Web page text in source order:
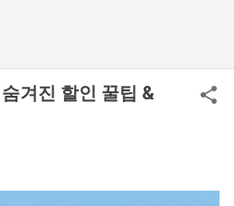
겨진 할인 꿀팁 &